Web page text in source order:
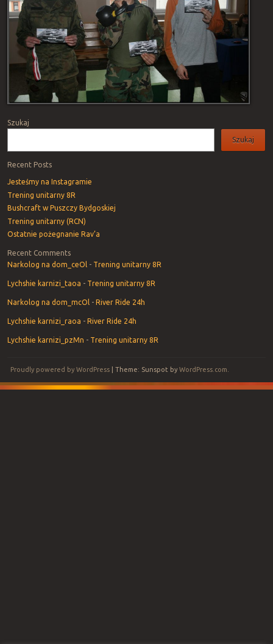
Szukaj
Szukaj
Recent Posts
Jesteśmy na Instagramie
Trening unitarny 8R
Bushcraft w Puszczy Bydgoskiej
Trening unitarny (RCN)
Ostatnie pożegnanie Rav’a
Recent Comments
Narkolog na dom_ceOl- Trening unitarny 8R
Lychshie karnizi_taoa - Trening unitarny 8R
Narkolog na dom_mcOl- River Ride 24h
Lychshie karnizi_raoa - River Ride 24h
Lychshie karnizi_pzMn - Trening unitarny 8R
Proudly powered by WordPress |Theme: Sunspot byWordPress.com